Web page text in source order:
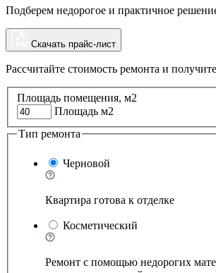
Подберем недорогое и практичное
Скачать прайс-лист
Рассчитайте стоимость ремонта и
Площадь помещения, м2
Площадь м2
Тип ремонта
Черновой
Квартира готова к отделке
Косметический
Ремонт с помощью недорогих